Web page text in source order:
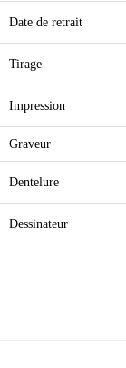
Date de retrait
Tirage
Impression
Graveur
Dentelure
Dessinateur